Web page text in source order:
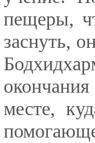
пещеры,
заснуть,
месте,